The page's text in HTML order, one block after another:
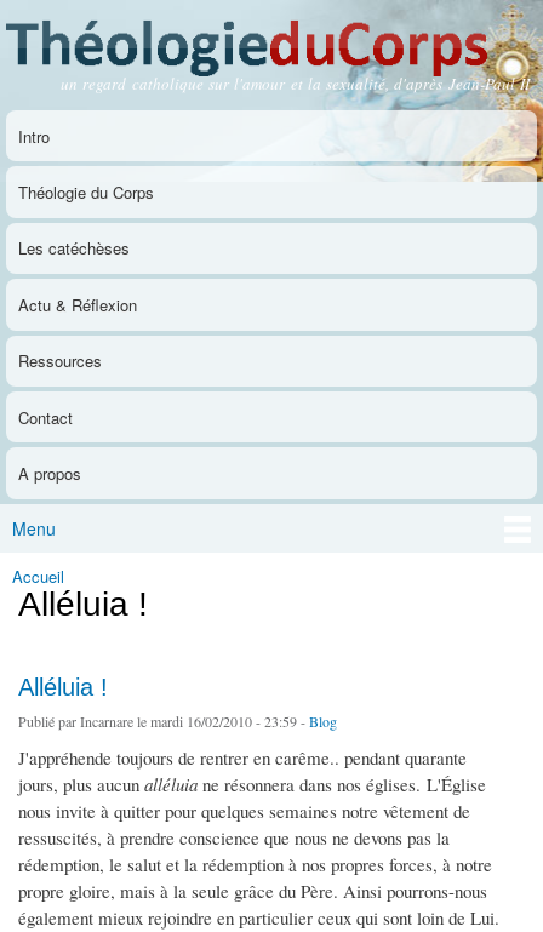
contenu
principal
Théologie du Corps
un regard catholique sur l'amour et la sexualité, d'après Jean-Paul II
Menu principal
Intro
Théologie du Corps
Les catéchèses
Actu & Réflexion
Ressources
Contact
A propos
Menu
Vous êtes ici
Accueil
Alléluia !
Alléluia !
Publié parIncarnarele mardi 16/02/2010 - 23:59 -Blog
J'appréhende toujours de rentrer en carême.. pendant quarante
jours, plus aucun alléluia ne résonnera dans nos églises. L'Église
nous invite à quitter pour quelques semaines notre vêtement de
ressuscités, à prendre conscience que nous ne devons pas la
rédemption, le salut et la rédemption à nos propres forces, à notre
propre gloire, mais à la seule grâce du Père. Ainsi pourrons-nous
également mieux rejoindre en particulier ceux qui sont loin de Lui.